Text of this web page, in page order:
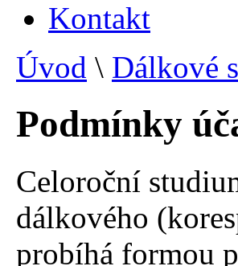
Kontakt
Úvod \ Dálkové
Podmínky
Celoroční
dálkového
probíhá formou